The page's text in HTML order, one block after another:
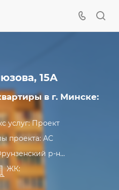
15А
в г. Минске:
услуг: Проект
проекта: АС
р-н
ЖК: